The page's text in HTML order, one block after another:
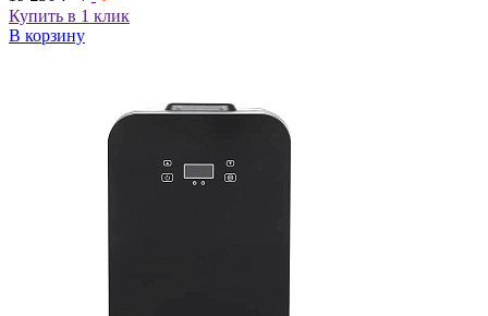
Купить в 1 клик
В корзину